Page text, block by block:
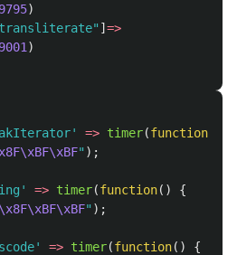
)
] =>
)
=> timer(function
" );
=> timer(function()
{
" );
=> timer(function()
{